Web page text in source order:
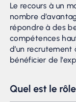
Le recours à un
nombre
répondre à des
compétences
d’un
bénéficier de
Quel est le